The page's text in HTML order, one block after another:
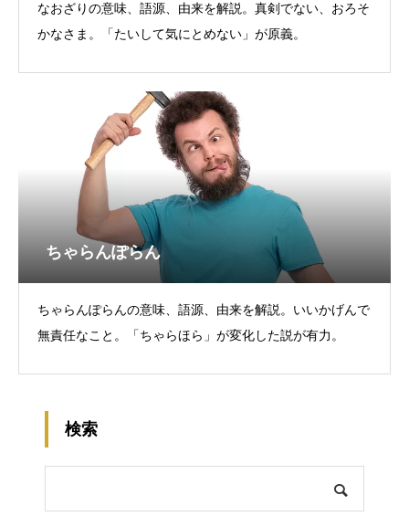
なおざりの意味、語源、由来を解説。真剣でない、おろそ
かなさま。「たいして気にとめない」が原義。
ちゃらんぽらん
ちゃらんぽらんの意味、語源、由来を解説。いいかげんで
無責任なこと。「ちゃらほら」が変化した説が有力。
検索